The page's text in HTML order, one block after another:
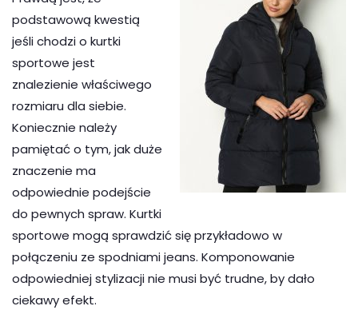
podstawową kwestią
jeśli chodzi o kurtki
sportowe jest
znalezienie właściwego
rozmiaru dla siebie.
Koniecznie należy
pamiętać o tym, jak duże
znaczenie ma
odpowiednie podejście
do pewnych spraw. Kurtki
sportowe mogą sprawdzić się przykładowo w
połączeniu ze spodniami jeans. Komponowanie
odpowiedniej stylizacji nie musi być trudne, by dało
ciekawy efekt.